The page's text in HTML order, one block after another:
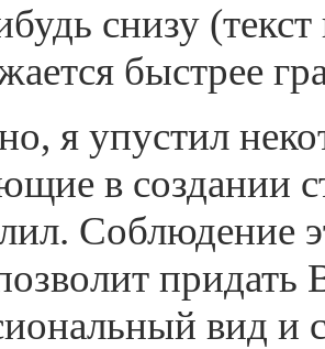
снизу
быстрее
я упустил
в создании
Соблюдение
вид и